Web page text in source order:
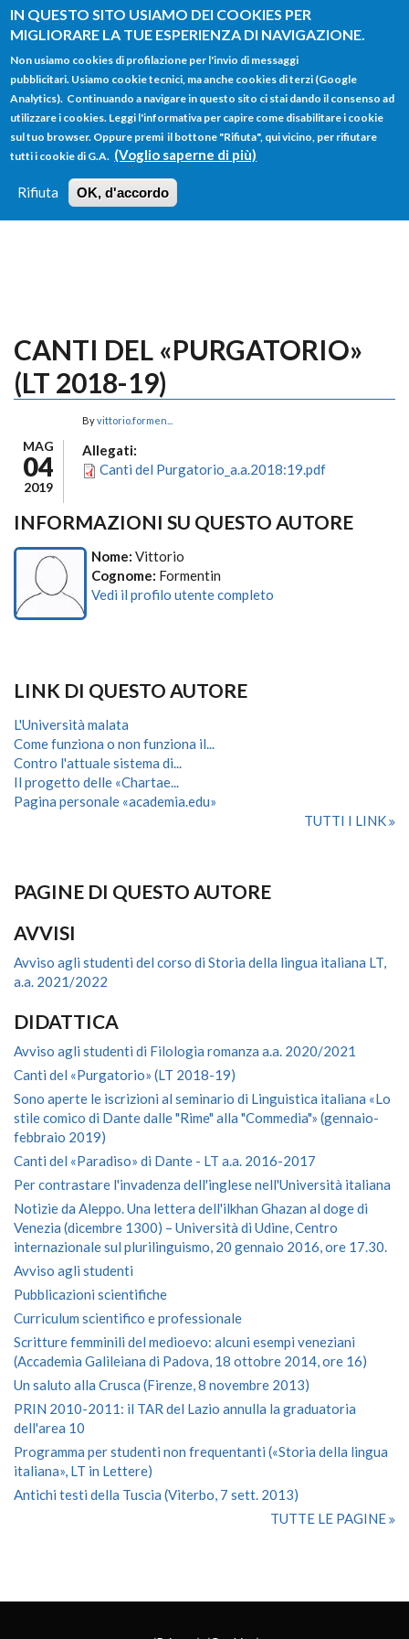
IN QUESTO SITO USIAMO DEI COOKIES PER
MIGLIORARE LA TUE ESPERIENZA DI NAVIGAZIONE.
Non usiamo cookies di profilazione per l'invio di messaggi
pubblicitari. Usiamo cookie tecnici, ma anche cookies di terzi (Google
Analytics). Continuando a navigare in questo sito ci stai dando il consenso ad
utilizzare i cookies. Leggi l'informativa per capire come disabilitare i cookie
sul tuo browser. Oppure premi il bottone "Rifiuta", qui vicino, per rifiutare
tutti i cookie di G.A. (Voglio saperne di più)
Rifiuta OK, d'accordo
Salta al contenuto principale
FORM
DI
RICERCA
Main menu
HOME TUTTI I PROFILI
LOGIN
CANTI DEL «PURGATORIO»
(LT 2018-19)
MAG
04
2019
Byvittorio.formen...
Allegati:
Canti del Purgatorio_a.a.2018:19.pdf
INFORMAZIONI SU QUESTO AUTORE
Nome: Vittorio
Cognome: Formentin
Vedi il profilo utente completo
LINK DI QUESTO AUTORE
L'Università malata
Come funziona o non funziona il...
Contro l'attuale sistema di...
Il progetto delle «Chartae...
Pagina personale «academia.edu»
TUTTI I LINK
PAGINE DI QUESTO AUTORE
AVVISI
Avviso agli studenti del corso di Storia della lingua italiana LT,
a.a. 2021/2022
DIDATTICA
Avviso agli studenti di Filologia romanza a.a. 2020/2021
Canti del «Purgatorio» (LT 2018-19)
Sono aperte le iscrizioni al seminario di Linguistica italiana «Lo
stile comico di Dante dalle "Rime" alla "Commedia"» (gennaio-
febbraio 2019)
Canti del «Paradiso» di Dante - LT a.a. 2016-2017
Per contrastare l'invadenza dell'inglese nell'Università italiana
Notizie da Aleppo. Una lettera dell'ilkhan Ghazan al doge di
Venezia (dicembre 1300) – Università di Udine, Centro
internazionale sul plurilinguismo, 20 gennaio 2016, ore 17.30.
Avviso agli studenti
Pubblicazioni scientifiche
Curriculum scientifico e professionale
Scritture femminili del medioevo: alcuni esempi veneziani
(Accademia Galileiana di Padova, 18 ottobre 2014, ore 16)
Un saluto alla Crusca (Firenze, 8 novembre 2013)
PRIN 2010-2011: il TAR del Lazio annulla la graduatoria
dell'area 10
Programma per studenti non frequentanti («Storia della lingua
italiana», LT in Lettere)
Antichi testi della Tuscia (Viterbo, 7 sett. 2013)
TUTTE LE PAGINE